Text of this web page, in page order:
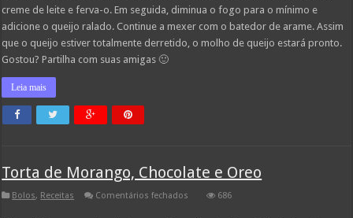
creme de leite e ferva-o. Em seguida, diminua o fogo para o mínimo e
adicione o queijo ralado. Continue a mexer com o batedor de arame. Assim
que o queijo estiver totalmente derretido, o molho de queijo estará pronto.
Gostou? Partilha com suas amigas 🙂
Leia mais
Torta de Morango, Chocolate e Oreo
Bolos, Receitas Comentários fechados 686